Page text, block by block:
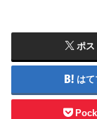
ポス
はて